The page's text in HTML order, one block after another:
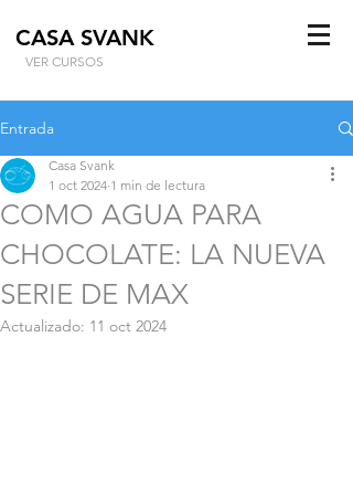
CASA SVANK
VER CURSOS
Entrada
COMO AGUA PARA
CHOCOLATE: LA NUEVA
SERIE DE MAX
Casa Svank
1 oct 2024 1 min de lectura
Actualizado: 11 oct 2024